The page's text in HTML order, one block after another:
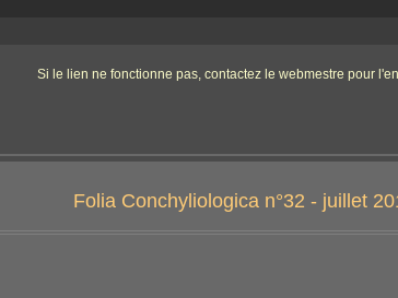
Si le lien ne fonctionne pas, contactez le webmestre pour
Folia Conchyliologica n°32 - juillet